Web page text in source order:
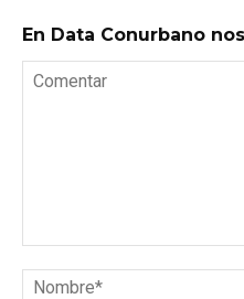
En Data Conurbano